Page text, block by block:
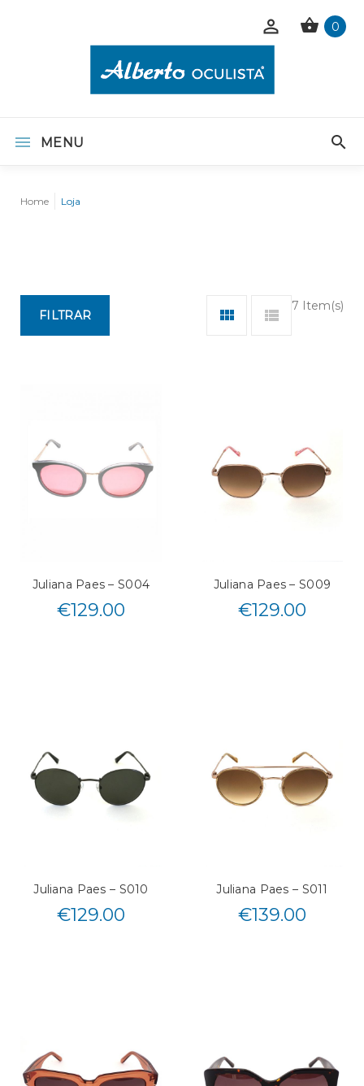
0
MENU
Home Loja
7 Item(s)
FILTRAR
Juliana Paes – S004
€129.00
Juliana Paes – S009
€129.00
Juliana Paes – S010
€129.00
Juliana Paes – S011
€139.00